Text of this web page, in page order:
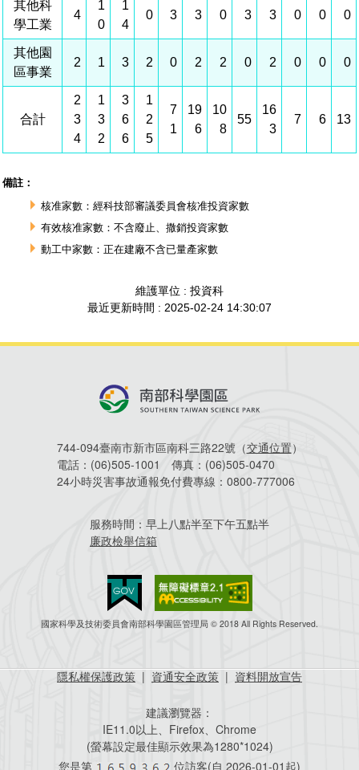
自行車道網
南科實中
人文景觀地圖
南科創業工坊
企業社會責任
永續LOHAS綠色園區
生態資產
「沙崙生態科學園區生態保育協作平台」公開資訊
勞資管理
建築管理
營建管理
電子公文交換
744-094臺南市新市區南科三路22號（交通位置）
電話： (06)505-1001 傳真： (06)505-0470
24小時災害事故通報免付費專線： 0800-777006
服務時間： 早上八點半至下午五點半
廉政檢舉信箱
國家科學及技術委員會南部科學園區管理局 © 2018 All Rights Reserved.
隱私權保護政策 | 資通安全政策 | 資料開放宣告
建議瀏覽器：
IE11.0以上、Firefox、Chrome
(螢幕設定最佳顯示效果為1280*1024)
您是第
位訪客(自 2026-01-01起)